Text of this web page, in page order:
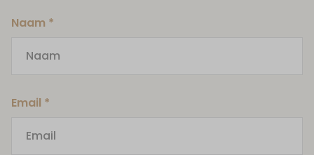
Naam *
Email *